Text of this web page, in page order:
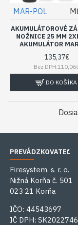
MAR-POL
AKUMULÁTOROVÉ
NOŽNICE 25 MM
AKUMULÁTOR
135,37€
Bez
DO KOŠÍKA
PREVÁDZKOVATEĽ
Firesystem, s. r. o.
Nižná Korňa č. 501
023 21 Korňa
IČO: 44543697
IČ DPH: